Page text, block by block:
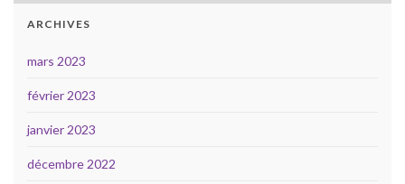
ARCHIVES
mars 2023
février 2023
janvier 2023
décembre 2022